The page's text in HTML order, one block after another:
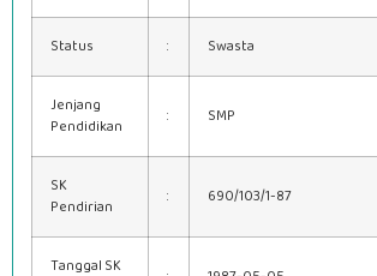
Status : Swasta
Jenjang
Pendidikan
: SMP
SK
Pendirian
: 690/103/1-87
Tanggal SK